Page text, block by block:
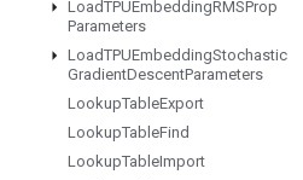
LoadTPUEmbeddingRMSProp
Parameters
LoadTPUEmbeddingStochastic
GradientDescentParameters
LookupTableExport
LookupTableFind
LookupTableImport